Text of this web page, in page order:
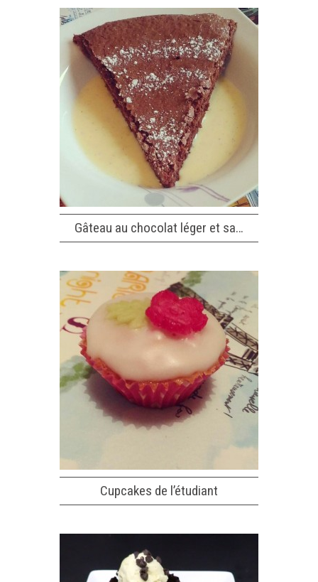
Gâteau au chocolat léger et sa…
Cupcakes de l’étudiant